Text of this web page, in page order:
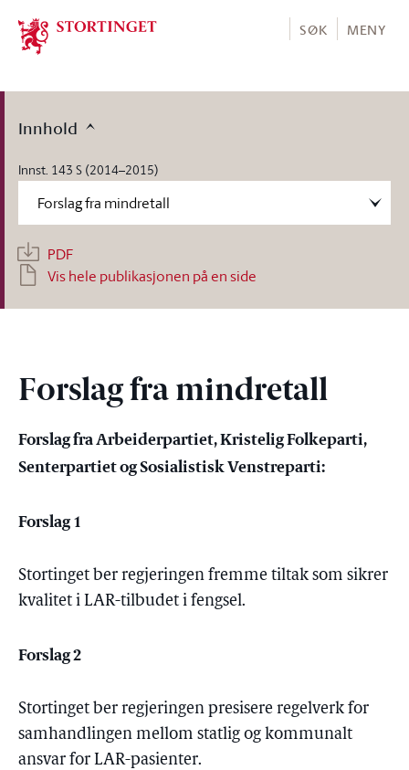
Stortinget.no
SØK MENY
Innhold
Innst. 143 S (2014–2015)
PDF
Vis hele publikasjonen på en side
Forslag fra mindretall
Forslag fra Arbeiderpartiet, Kristelig Folkeparti,
Senterpartiet og Sosialistisk Venstreparti:
Forslag 1
Stortinget ber regjeringen fremme tiltak som sikrer
kvalitet i LAR-tilbudet i fengsel.
Forslag 2
Stortinget ber regjeringen presisere regelverk for
samhandlingen mellom statlig og kommunalt
ansvar for LAR-pasienter.